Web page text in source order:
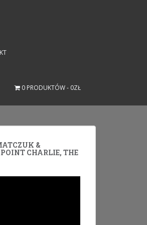
0 PRODUKTÓW 0ZŁ
&
CHARLIE, THE